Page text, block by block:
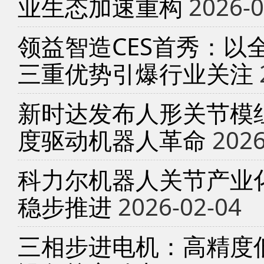
业生态加速重构 2026-
领益智造CES首秀：以
三重优势引爆行业关注
新时达发布人形关节
度驱动机器人革命
科力尔机器人关节产
稳步推进 2026-02-04
三相步进电机：高精